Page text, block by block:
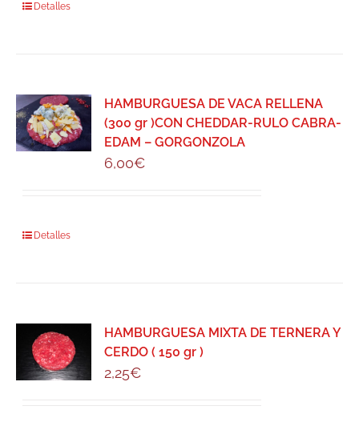
Detalles
HAMBURGUESA DE VACA RELLENA
(300 gr )CON CHEDDAR-RULO CABRA-
EDAM – GORGONZOLA
6,00€
Detalles
HAMBURGUESA MIXTA DE TERNERA Y
CERDO ( 150 gr )
2,25€